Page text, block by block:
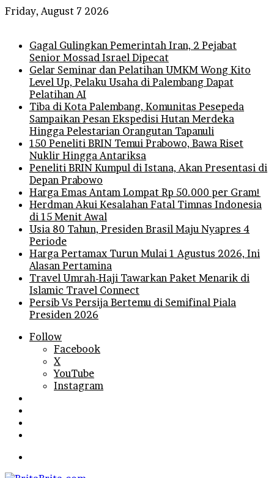
Friday, August 7 2026
Gagal Gulingkan Pemerintah Iran, 2 Pejabat
Senior Mossad Israel Dipecat
Gelar Seminar dan Pelatihan UMKM Wong Kito
Level Up, Pelaku Usaha di Palembang Dapat
Pelatihan AI
Tiba di Kota Palembang, Komunitas Pesepeda
Sampaikan Pesan Ekspedisi Hutan Merdeka
Hingga Pelestarian Orangutan Tapanuli
150 Peneliti BRIN Temui Prabowo, Bawa Riset
Nuklir Hingga Antariksa
Peneliti BRIN Kumpul di Istana, Akan Presentasi di
Depan Prabowo
Harga Emas Antam Lompat Rp 50.000 per Gram!
Herdman Akui Kesalahan Fatal Timnas Indonesia
di 15 Menit Awal
Usia 80 Tahun, Presiden Brasil Maju Nyapres 4
Periode
Harga Pertamax Turun Mulai 1 Agustus 2026, Ini
Alasan Pertamina
Travel Umrah-Haji Tawarkan Paket Menarik di
Islamic Travel Connect
Persib Vs Persija Bertemu di Semifinal Piala
Presiden 2026
Follow
Facebook
X
YouTube
Instagram